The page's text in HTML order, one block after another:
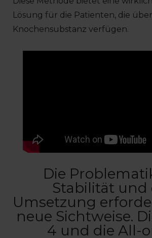
Lösung für die Patienten, die
Knochensubstanz verfügen.
Die
Stabilität und
Umsetzung
neue Sichtweise.
4 und die All-